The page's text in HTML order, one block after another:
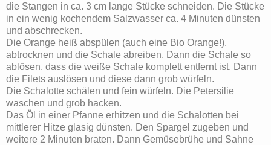
die Stangen in ca. 3 cm lange Stücke schneiden. Die Stücke
in ein wenig kochendem Salzwasser ca. 4 Minuten dünsten
und abschrecken.
Die Orange heiß abspülen (auch eine Bio Orange!),
abtrocknen und die Schale abreiben. Dann die Schale so
ablösen, dass die weiße Schale komplett entfernt ist. Dann
die Filets auslösen und diese dann grob würfeln.
Die Schalotte schälen und fein würfeln. Die Petersilie
waschen und grob hacken.
Das Öl in einer Pfanne erhitzen und die Schalotten bei
mittlerer Hitze glasig dünsten. Den Spargel zugeben und
weitere 2 Minuten braten. Dann Gemüsebrühe und Sahne